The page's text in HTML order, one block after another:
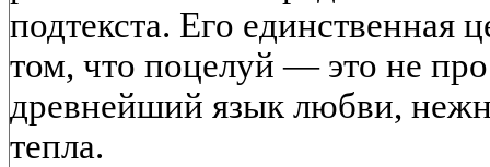
подтекста. Его
том, что поцелуй — это не
древнейший язык любви,
тепла.